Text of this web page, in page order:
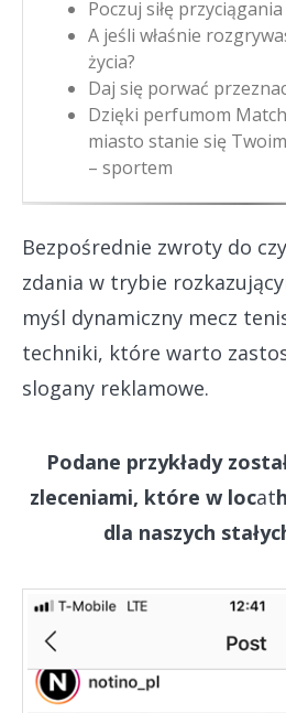
Poczuj siłę przyciągania
A jeśli właśnie
życia?
Daj się porwać
Dzięki perfumom
miasto stanie się
– sportem
Bezpośrednie zwroty do
zdania w trybie
myśl dynamiczny mecz
techniki, które warto
slogany reklamowe.
Podane przykłady
zleceniami, które w locat
dla naszych